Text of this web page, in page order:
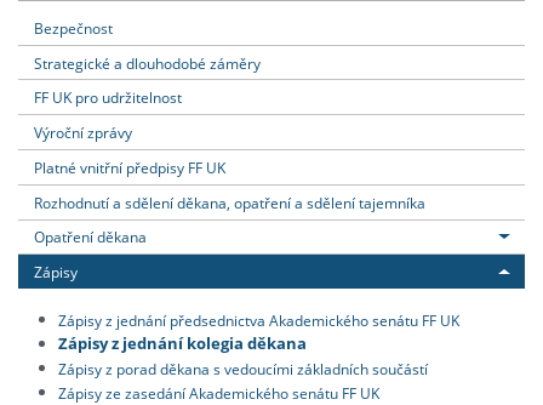
Bezpečnost
Strategické a dlouhodobé záměry
FF UK pro udržitelnost
Výroční zprávy
Platné vnitřní předpisy FF UK
Rozhodnutí a sdělení děkana, opatření a sdělení tajemníka
Opatření děkana
Zápisy
Zápisy z jednání předsednictva Akademického senátu FF UK
Zápisy z jednání kolegia děkana
Zápisy z porad děkana s vedoucími základních součástí
Zápisy ze zasedání Akademického senátu FF UK